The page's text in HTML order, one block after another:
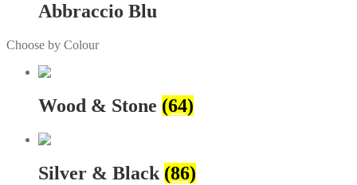
Abbraccio Blu
Choose by Colour
Wood & Stone (64)
Silver & Black (86)